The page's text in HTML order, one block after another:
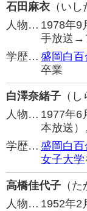
石田麻衣 （いし
人物… 1978年9
手放送→
学歴… 盛岡白
卒業
白澤奈緒子 （
人物… 1977年6
本放送）
学歴… 盛岡白
女子大学
高橋佳代子 （
人物… 1952年2